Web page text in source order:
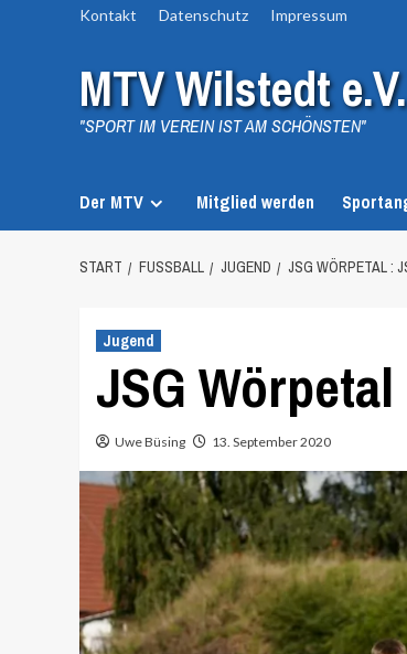
Kontakt Datenschutz Impressum
MTV Wilstedt
"SPORT IM VEREIN IST AM SCHÖNSTEN"
Der MTV Mitglied werden
START FUSSBALL JUGEND JSG WÖRPETAL :
Jugend
JSG
Uwe Büsing 13. September 2020